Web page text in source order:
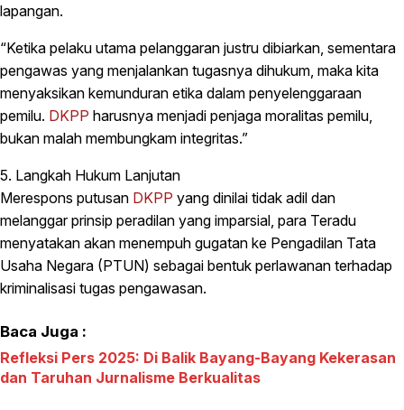
lapangan.
“Ketika pelaku utama pelanggaran justru dibiarkan, sementara
pengawas yang menjalankan tugasnya dihukum, maka kita
menyaksikan kemunduran etika dalam penyelenggaraan
pemilu. DKPP harusnya menjadi penjaga moralitas pemilu,
bukan malah membungkam integritas.”
5. Langkah Hukum Lanjutan
Merespons putusan DKPP yang dinilai tidak adil dan
melanggar prinsip peradilan yang imparsial, para Teradu
menyatakan akan menempuh gugatan ke Pengadilan Tata
Usaha Negara (PTUN) sebagai bentuk perlawanan terhadap
kriminalisasi tugas pengawasan.
Baca Juga :
Refleksi Pers 2025: Di Balik Bayang-Bayang Kekerasan
dan Taruhan Jurnalisme Berkualitas